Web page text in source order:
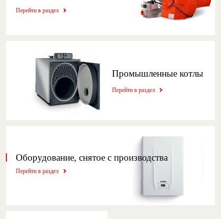
Перейти в раздел
Промышленные котлы
Перейти в раздел
Оборудование, снятое с производства
Перейти в раздел